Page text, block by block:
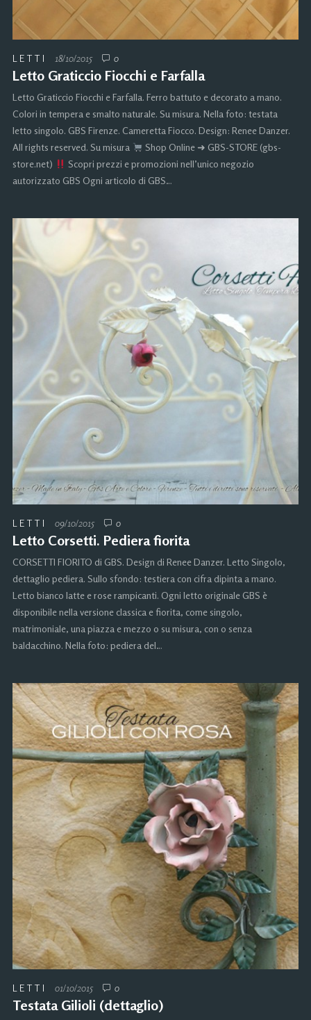
LETTI 18/10/2015 0
Letto Graticcio Fiocchi e Farfalla
Letto Graticcio Fiocchi e Farfalla. Ferro battuto e decorato a mano.
Colori in tempera e smalto naturale. Su misura. Nella foto: testata
letto singolo. GBS Firenze. Cameretta Fiocco. Design: Renee Danzer.
All rights reserved. Su misura
Shop Online ➜ GBS-STORE (gbs-
store.net)
Scopri prezzi e promozioni nell’unico negozio
autorizzato GBS Ogni articolo di GBS…
LETTI 09/10/2015 0
Letto Corsetti. Pediera fiorita
CORSETTI FIORITO di GBS. Design di Renee Danzer. Letto Singolo,
dettaglio pediera. Sullo sfondo: testiera con cifra dipinta a mano.
Letto bianco latte e rose rampicanti. Ogni letto originale GBS è
disponibile nella versione classica e fiorita, come singolo,
matrimoniale, una piazza e mezzo o su misura, con o senza
baldacchino. Nella foto: pediera del…
LETTI 01/10/2015 0
Testata Gilioli (dettaglio)